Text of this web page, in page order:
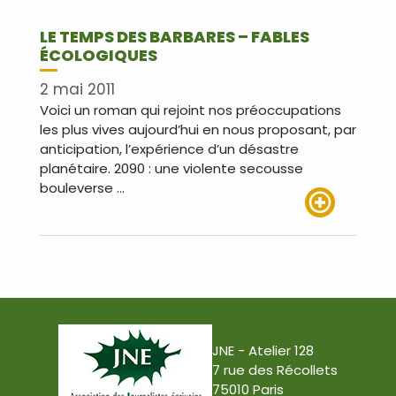
LE TEMPS DES BARBARES – FABLES
ÉCOLOGIQUES
2 mai 2011
Voici un roman qui rejoint nos préoccupations
les plus vives aujourd’hui en nous proposant, par
anticipation, l’expérience d’un désastre
planétaire. 2090 : une violente secousse
bouleverse …
JNE - Atelier 128
7 rue des Récollets
75010 Paris